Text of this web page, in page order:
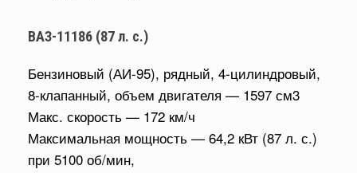
ВАЗ-11186 (87 л. с.)
Бензиновый (АИ-95), рядный, 4-цилиндровый,
8-клапанный, объем двигателя — 1597 см3
Макс. скорость — 172 км/ч
Максимальная мощность — 64,2 кВт (87 л. с.)
при 5100 об/мин,